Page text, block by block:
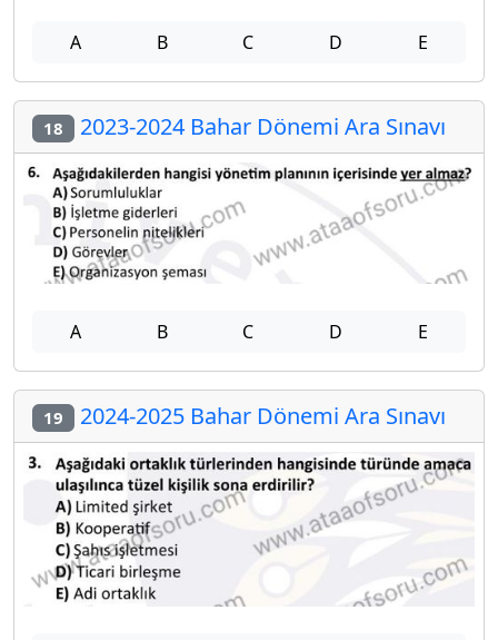
A B C D E
18 2023-2024 Bahar Dönemi Ara Sınavı
A B C D E
19 2024-2025 Bahar Dönemi Ara Sınavı